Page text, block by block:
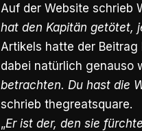
Auf der Website schrieb
hat den Kapitän getötet,
Artikels hatte der
dabei natürlich genauso
betrachten. Du hast die
schrieb thegreatsquare.
„Er ist der, den sie